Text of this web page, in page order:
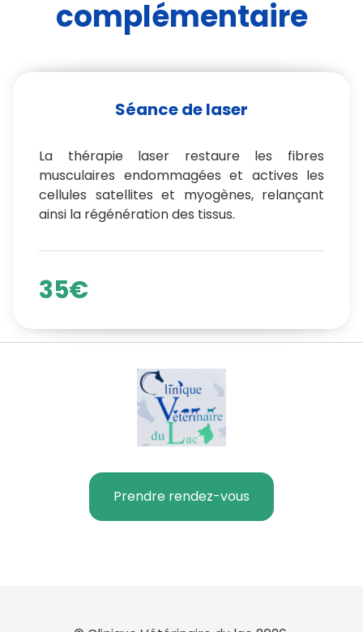
complémentaire
Séance de laser
La thérapie laser restaure les fibres
musculaires endommagées et actives les
cellules satellites et myogènes, relançant
ainsi la régénération des tissus.
35€
Prendre rendez-vous